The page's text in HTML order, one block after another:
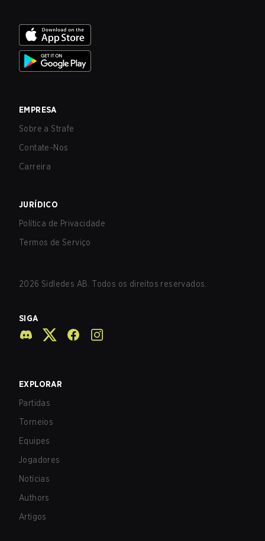
EMPRESA
Sobre a Strafe
Contate-Nos
Carreira
JURÍDICO
Política de Privacidade
Termos de Serviço
2026 Sidledes AB. Todos os direitos reservados.
SIGA
EXPLORAR
Partidas
Torneios
Equipes
Jogadores
Notícias
Authors
Artigos